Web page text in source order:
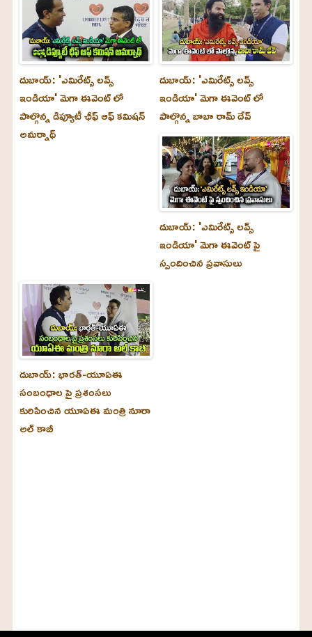
దుబాయ్‌: 'ఎమిరేట్స్ లవ్స్
ఇండియా' మెగా ఈవెంట్ లో
పాల్గొన్న డిప్యూటీ ఛీఫ్ ఆఫ్ కమిషన్
అమర్నాథ్
దుబాయ్‌: 'ఎమిరేట్స్ లవ్స్
ఇండియా' మెగా ఈవెంట్ లో
పాల్గొన్న బాబా రామ్ దేవ్
దుబాయ్‌: 'ఎమిరేట్స్ లవ్స్
ఇండియా' మెగా ఈవెంట్ పై
స్పందించిన ప్రవాసులు
దుబాయ్‌: భారత్-యూఏఈ
సంబంధాల పై ప్రశంసలు
కురిపించిన యూఏఈ మంత్రి నూరా
అల్‌ కాబీ